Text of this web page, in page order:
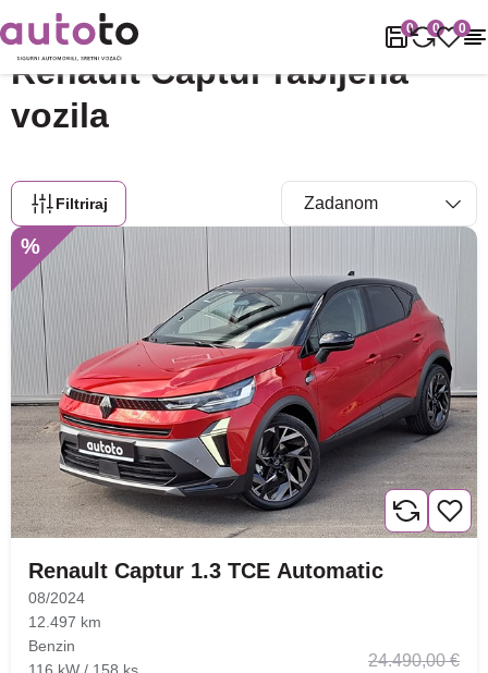
0 0 0
Naslovnica Rabljena vozila
Renault Captur rabljena
vozila
Filtriraj
%
Renault Captur 1.3 TCE Automatic
08/2024
12.497 km
Benzin
116 kW / 158 ks
24.490,00 €